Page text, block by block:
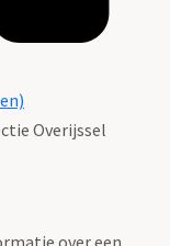
Overijssel
over een